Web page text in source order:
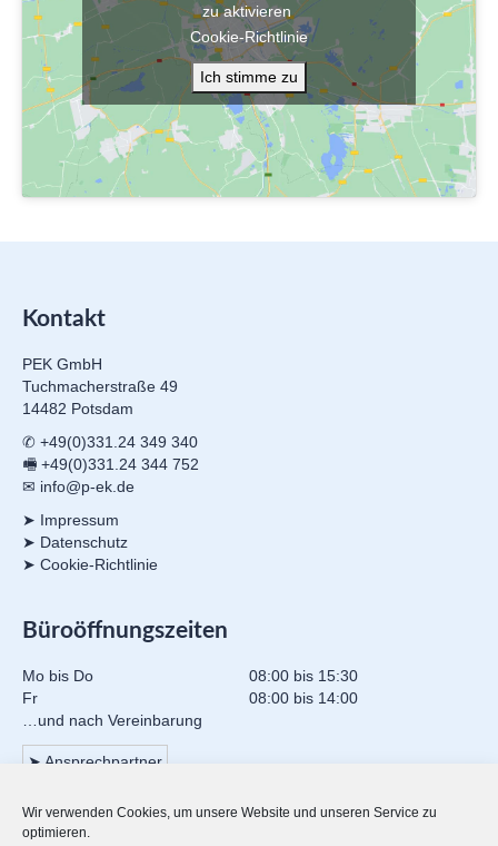
Wir verwenden Cookies, um unsere Website und unseren Service zu
optimieren.
zu aktivieren
Cookie-Richtlinie
Ich stimme zu
Kontakt
PEK GmbH
Tuchmacherstraße 49
14482 Potsdam
✆ +49(0)331.24 349 340
🖷 +49(0)331.24 344 752
✉ info@p-ek.de
➤ Impressum
➤ Datenschutz
➤ Cookie-Richtlinie
Büroöffnungszeiten
Mo bis Do
08:00 bis 15:30
Fr
08:00 bis 14:00
…und nach Vereinbarung
➤ Ansprechpartner
Mitgliedschaften